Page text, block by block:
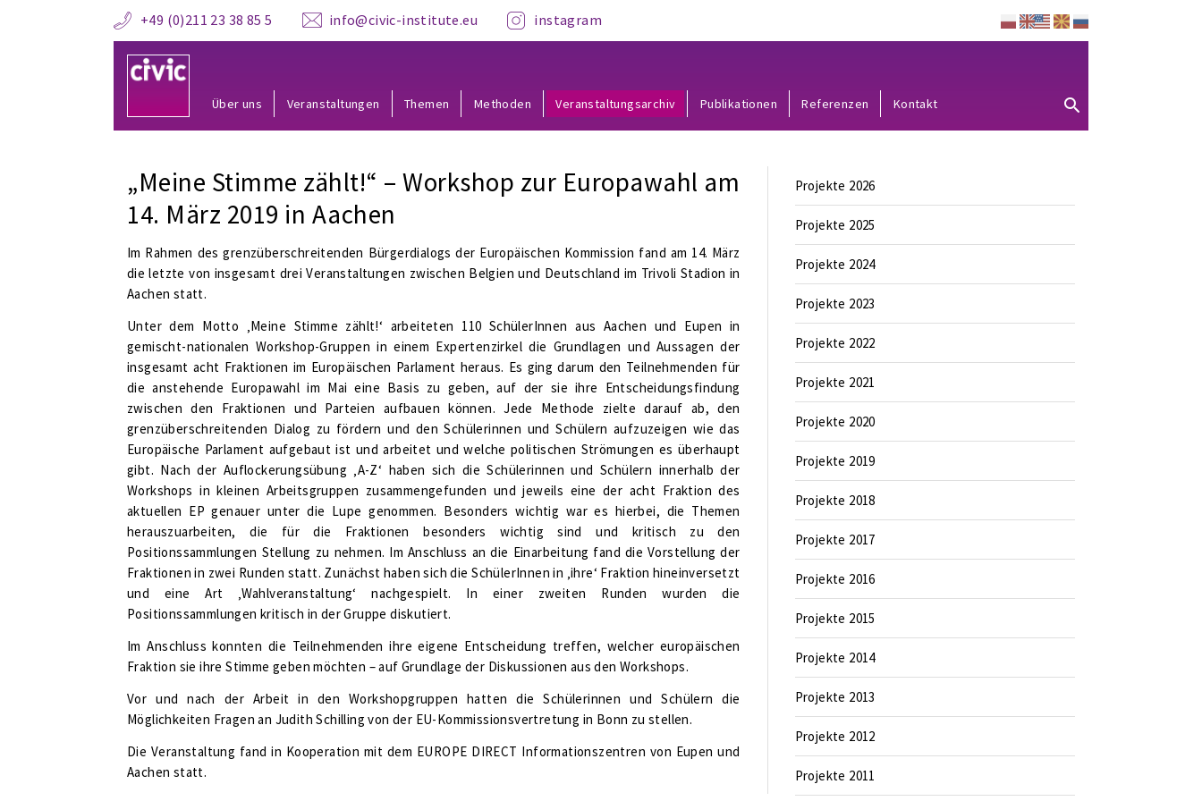
+49 (0)211 23 38 85 5 info@civic-institute.eu instagram
Über uns Veranstaltungen Themen Methoden Veranstaltungsarchiv Publikationen Referenzen Kontakt
„Meine Stimme zählt!“ – Workshop zur Europawahl am
14. März 2019 in Aachen
Im Rahmen des grenzüberschreitenden Bürgerdialogs der Europäischen Kommission fand am 14. März
die letzte von insgesamt drei Veranstaltungen zwischen Belgien und Deutschland im Trivoli Stadion in
Aachen statt.
Unter dem Motto ‚Meine Stimme zählt!‘ arbeiteten 110 SchülerInnen aus Aachen und Eupen in
gemischt-nationalen Workshop-Gruppen in einem Expertenzirkel die Grundlagen und Aussagen der
insgesamt acht Fraktionen im Europäischen Parlament heraus. Es ging darum den Teilnehmenden für
die anstehende Europawahl im Mai eine Basis zu geben, auf der sie ihre Entscheidungsfindung
zwischen den Fraktionen und Parteien aufbauen können. Jede Methode zielte darauf ab, den
grenzüberschreitenden Dialog zu fördern und den Schülerinnen und Schülern aufzuzeigen wie das
Europäische Parlament aufgebaut ist und arbeitet und welche politischen Strömungen es überhaupt
gibt. Nach der Auflockerungsübung ‚A-Z‘ haben sich die Schülerinnen und Schülern innerhalb der
Workshops in kleinen Arbeitsgruppen zusammengefunden und jeweils eine der acht Fraktion des
aktuellen EP genauer unter die Lupe genommen. Besonders wichtig war es hierbei, die Themen
herauszuarbeiten, die für die Fraktionen besonders wichtig sind und kritisch zu den
Positionssammlungen Stellung zu nehmen. Im Anschluss an die Einarbeitung fand die Vorstellung der
Fraktionen in zwei Runden statt. Zunächst haben sich die SchülerInnen in ‚ihre‘ Fraktion hineinversetzt
und eine Art ‚Wahlveranstaltung‘ nachgespielt. In einer zweiten Runden wurden die
Positionssammlungen kritisch in der Gruppe diskutiert.
Im Anschluss konnten die Teilnehmenden ihre eigene Entscheidung treffen, welcher europäischen
Fraktion sie ihre Stimme geben möchten – auf Grundlage der Diskussionen aus den Workshops.
Vor und nach der Arbeit in den Workshopgruppen hatten die Schülerinnen und Schülern die
Möglichkeiten Fragen an Judith Schilling von der EU-Kommissionsvertretung in Bonn zu stellen.
Die Veranstaltung fand in Kooperation mit dem EUROPE DIRECT Informationszentren von Eupen und
Aachen statt.
Projekte 2026
Projekte 2025
Projekte 2024
Projekte 2023
Projekte 2022
Projekte 2021
Projekte 2020
Projekte 2019
Projekte 2018
Projekte 2017
Projekte 2016
Projekte 2015
Projekte 2014
Projekte 2013
Projekte 2012
Projekte 2011